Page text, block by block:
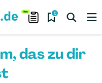
0
das zu dir